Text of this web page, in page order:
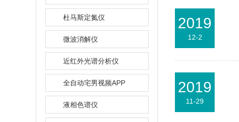
杜马斯定氮仪
微波消解仪
近红外光谱分析仪
全自动宅男视频APP
液相色谱仪
2019
12-2
2019
11-29